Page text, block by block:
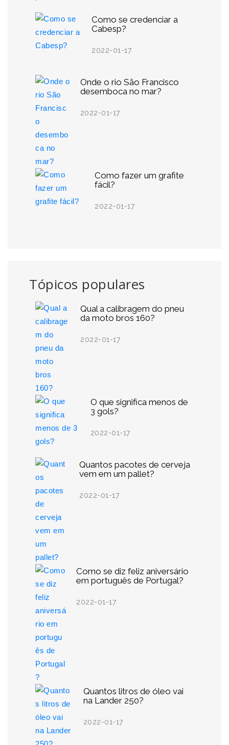
Como se credenciar a
Cabesp?
2022-01-17
Onde o rio São Francisco
desemboca no mar?
2022-01-17
Como fazer um grafite
fácil?
2022-01-17
Tópicos populares
Qual a calibragem do pneu
da moto bros 160?
2022-01-17
O que significa menos de
3 gols?
2022-01-17
Quantos pacotes de cerveja
vem em um pallet?
2022-01-17
Como se diz feliz aniversário
em português de Portugal?
2022-01-17
Quantos litros de óleo vai
na Lander 250?
2022-01-17